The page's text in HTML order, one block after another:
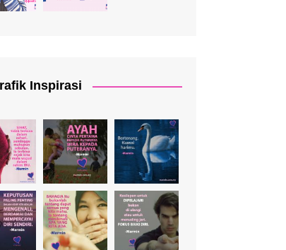
Inspirasi